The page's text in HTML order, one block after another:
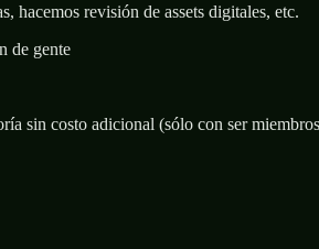
hacemos revisión de assets digitales, etc.
de gente
sin costo adicional (sólo con ser